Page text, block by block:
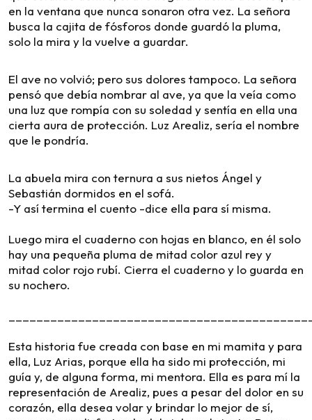
en la ventana que nunca sonaron otra vez. La señora
busca la cajita de fósforos donde guardó la pluma,
solo la mira y la vuelve a guardar.
El ave no volvió; pero sus dolores tampoco. La señora
pensó que debía nombrar al ave, ya que la veía como
una luz que rompía con su soledad y sentía en ella una
cierta aura de protección. Luz Arealiz, sería el nombre
que le pondría.
La abuela mira con ternura a sus nietos Ángel y
Sebastián dormidos en el sofá.
-Y así termina el cuento -dice ella para sí misma.
Luego mira el cuaderno con hojas en blanco, en él solo
hay una pequeña pluma de mitad color azul rey y
mitad color rojo rubí. Cierra el cuaderno y lo guarda en
su nochero.
Esta historia fue creada con base en mi mamita y para
ella, Luz Arias, porque ella ha sido mi protección, mi
guía y, de alguna forma, mi mentora. Ella es para mí la
representación de Arealiz, pues a pesar del dolor en su
corazón, ella desea volar y brindar lo mejor de sí,